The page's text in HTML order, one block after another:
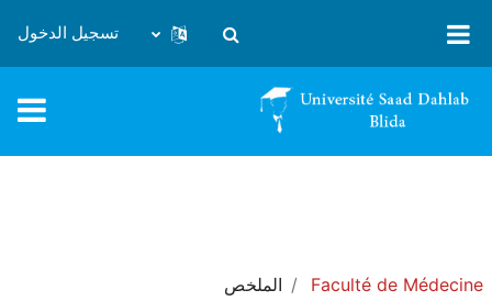
تبديل إدخال البحث
تسجيل الدخول
Faculté de Médecine الملخص